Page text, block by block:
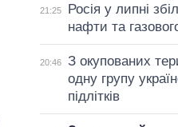
21:25
Росія у липні
нафти та
20:46
З окупованих
одну групу
підлітків